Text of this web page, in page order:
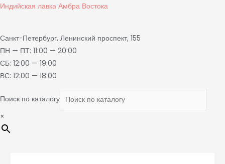
Индийская лавка Амбра Востока
Санкт-Петербург, Ленинский проспект, 155
ПН — ПТ: 11:00 — 20:00
СБ: 12:00 — 19:00
ВС: 12:00 — 18:00
Поиск по каталогу
×